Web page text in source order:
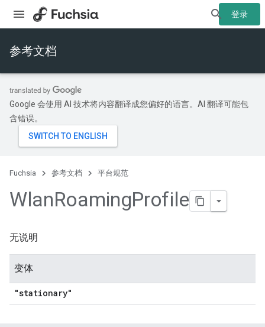
登录
参考文档
Google 会使用 AI 技术将内容翻译成您偏好的语言。AI 翻译可能包
含错误。
Fuchsia 参考文档 平台规范
WlanRoamingProfile
无说明
变体
"stationary"